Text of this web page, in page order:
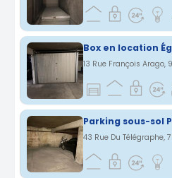
Box en location
13 Rue François Arago,
Parking sous-sol
43 Rue Du Télégraphe,